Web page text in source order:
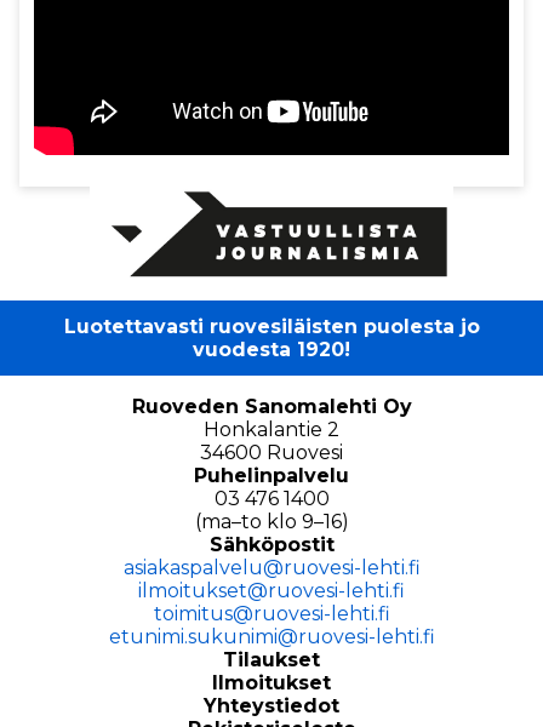
Luotettavasti ruovesiläisten puolesta jo
vuodesta 1920!
Ruoveden Sanomalehti Oy
Honkalantie 2
34600 Ruovesi
Puhelinpalvelu
03 476 1400
(ma–to klo 9–16)
Sähköpostit
asiakaspalvelu@ruovesi-lehti.fi
ilmoitukset@ruovesi-lehti.fi
toimitus@ruovesi-lehti.fi
etunimi.sukunimi@ruovesi-lehti.fi
Tilaukset
Ilmoitukset
Yhteystiedot